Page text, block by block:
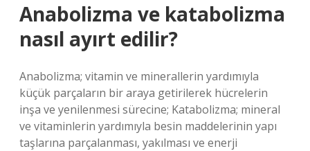
Anabolizma ve katabolizma
nasıl ayırt edilir?
Anabolizma; vitamin ve minerallerin yardımıyla
küçük parçaların bir araya getirilerek hücrelerin
inşa ve yenilenmesi sürecine; Katabolizma; mineral
ve vitaminlerin yardımıyla besin maddelerinin yapı
taşlarına parçalanması, yakılması ve enerji